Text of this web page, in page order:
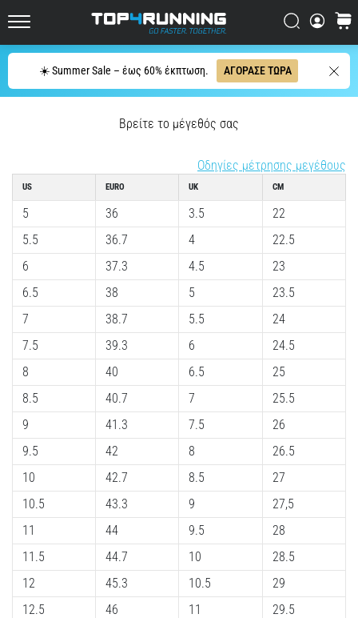
☀️ Summer Sale – έως 60% έκπτωση. ΑΓΟΡΑΣΕ ΤΩΡΑ
να
συνοψιστεί
μόνο
τον
κόπο!
Ποια
οφέλη
προσφέρει,
7. 8. 2026
23 λεπτά ανάγνωσης
Shuttle
run
και
beep
test:
Τι
είναι
και
πώς
εκτελούνται;
Στην
πράξη,
Βρείτε το μέγεθός σας
Οδηγίες μέτρησης μεγέθους
US
5
5.5
6
6.5
7
7.5
8
8.5
9
9.5
10
10.5
11
11.5
12
12.5
EURO
36
36.7
37.3
38
38.7
39.3
40
40.7
41.3
42
42.7
43.3
44
44.7
45.3
46
UK
3.5
4
4.5
5
5.5
6
6.5
7
7.5
8
8.5
9
9.5
10
10.5
11
CM
22
22.5
23
23.5
24
24.5
25
25.5
26
26.5
27
27,5
28
28.5
29
29.5